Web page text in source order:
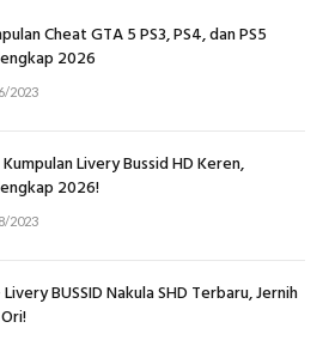
Cheat GTA 5 PS3, PS4, dan PS5
2026
2023
Livery Bussid HD Keren,
2026!
2023
BUSSID Nakula SHD Terbaru, Jernih